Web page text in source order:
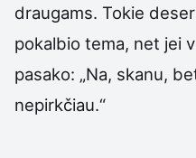
draugams. Tokie
pokalbio tema, net jei
pasako: „Na, skanu,
nepirkčiau.“